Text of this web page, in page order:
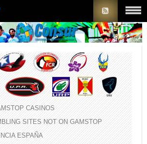
CASINOS
SITES NOT ON GAMSTOP
ESPAÑA